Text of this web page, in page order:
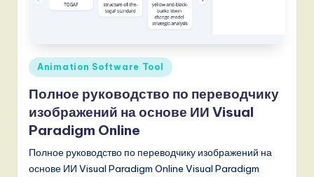
T
r
e
d
Опубликовано
Animation Software Tool
Полное руководство по переводчику
изображений на основе ИИ Visual
Paradigm Online
Полное руководство по переводчику изображений на
основе ИИ Visual Paradigm Online Visual Paradigm